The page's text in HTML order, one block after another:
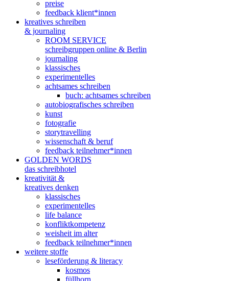
preise
feedback klient*innen
kreatives schreiben
& journaling
ROOM SERVICE
schreibgruppen online & Berlin
journaling
klassisches
experimentelles
achtsames schreiben
buch: achtsames schreiben
autobiografisches schreiben
kunst
fotografie
storytravelling
wissenschaft & beruf
feedback teilnehmer*innen
GOLDEN WORDS
das schreibhotel
kreativität &
kreatives denken
klassisches
experimentelles
life balance
konfliktkompetenz
weisheit im alter
feedback teilnehmer*innen
weitere stoffe
leseförderung & literacy
kosmos
füllhorn